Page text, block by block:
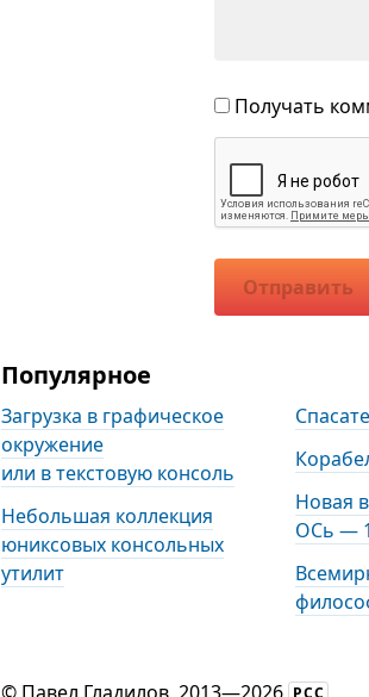
Получать
Отправить
Популярное
Загрузка в графическое
окружение
или в текстовую консоль
Небольшая коллекция
юниксовых консольных
утилит
Новая
ОСь —